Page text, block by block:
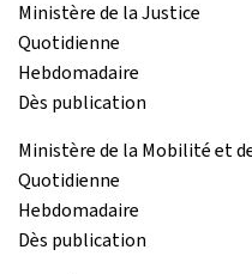
Ministère de la Justice
Quotidienne
Hebdomadaire
Dès publication
Ministère de la Mobilité et
Quotidienne
Hebdomadaire
Dès publication